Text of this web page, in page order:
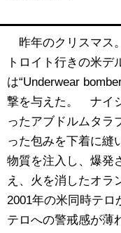
昨年のクリスマス
トロイト行きの米
は“Underwear
撃を与えた。 ナイ
ったアブドルムタラ
った包みを下着に縫
物質を注入し、爆発
え、火を消したオ
2001年の米同時テロ
テロへの警戒感が薄